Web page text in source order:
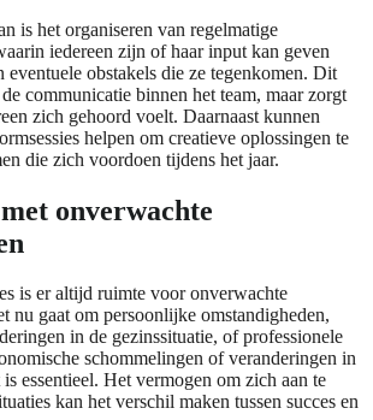
is het organiseren van regelmatige
iedereen zijn of haar input kan geven
eventuele obstakels die ze tegenkomen. Dit
communicatie binnen het team, maar zorgt
zich gehoord voelt. Daarnaast kunnen
helpen om creatieve oplossingen te
die zich voordoen tijdens het jaar.
onverwachte
is er altijd ruimte voor onverwachte
nu gaat om persoonlijke omstandigheden,
in de gezinssituatie, of professionele
schommelingen of veranderingen in
essentieel. Het vermogen om zich aan te
kan het verschil maken tussen succes en